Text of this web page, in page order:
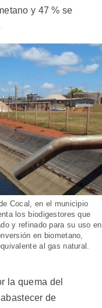
y 47 % se
Cocal, en el municipio
los biodigestores que
y refinado para su uso en
en biometano,
al gas natural.
la quema del
de